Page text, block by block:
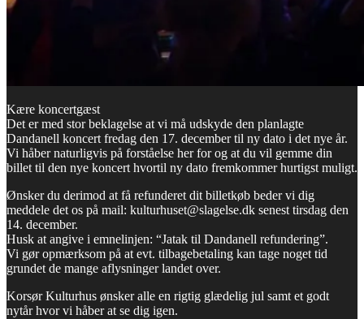
Kære koncertgæst
Det er med stor beklagelse at vi må udskyde den planlagte
Dandanell koncert fredag den 17. december til ny dato i det nye år.
Vi håber naturligvis på forståelse her for og at du vil gemme din
billet til den nye koncert hvortil ny dato fremkommer hurtigst muligt.
Ønsker du derimod at få refunderet dit billetkøb beder vi dig
meddele det os på mail: kulturhuset@slagelse.dk senest tirsdag den
14. december.
Husk at angive i emnelinjen: “Jatak til Dandanell refundering”.
Vi gør opmærksom på at evt. tilbagebetaling kan tage noget tid
grundet de mange aflysninger landet over.
Korsør Kulturhus ønsker alle en rigtig glædelig jul samt et godt
nytår hvor vi håber at se dig igen.